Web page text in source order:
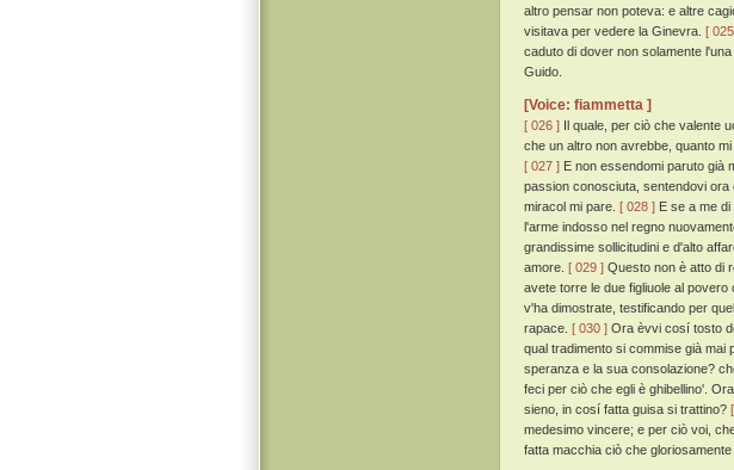
altro pensar non poteva: e altre
visitava per vedere la Ginevra. [
caduto di dover non solamente
Guido.
[Voice: fiammetta ]
[ 026 ] Il quale, per ciò che valente
che un altro non avrebbe, quanto
[ 027 ] E non essendomi paruto già
passion conosciuta, sentendovi
miracol mi pare. [ 028 ] E se a me
l'arme indosso nel regno
grandissime sollicitudini e d'alto
amore. [ 029 ] Questo non è atto di
avete torre le due figliuole al
v'ha dimostrate, testificando per
rapace. [ 030 ] Ora èvvi cosí tosto
qual tradimento si commise già mai
speranza e la sua consolazione?
feci per ciò che egli è ghibellino'.
sieno, in cosí fatta guisa si trattino?
medesimo vincere; e per ciò voi,
fatta macchia ciò che gloriosamente